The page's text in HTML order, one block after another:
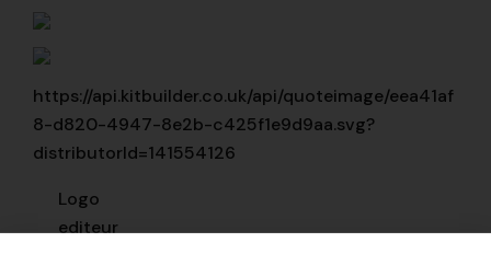
https://api.kitbuilder.co.uk/api/quoteimage/eea41af
8-d820-4947-8e2b-c425f1e9d9aa.svg?
distributorId=141554126
Logo
editeur